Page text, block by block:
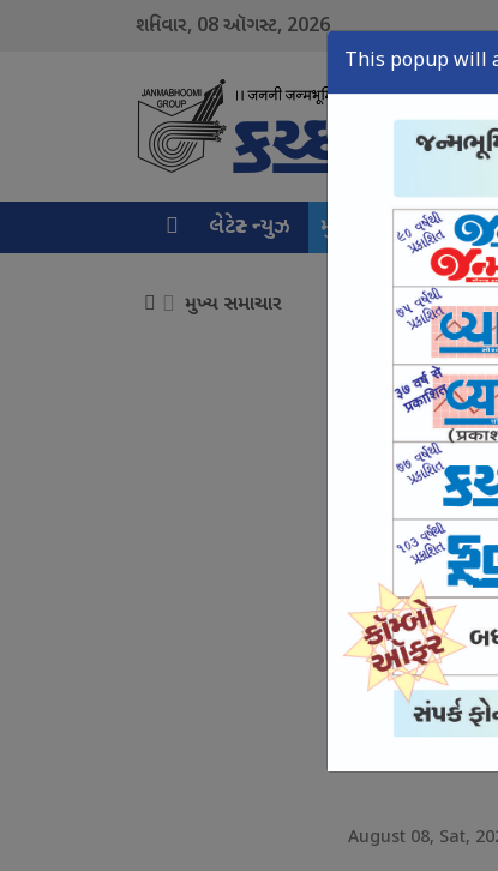
શનિવાર, 08ઑગસ્ટ, 2026
લેટેસ્ટ ન્યુઝ મુખ્ય સમાચાર
This popup will
મુખ્ય સમાચાર
વરસાદ બાદ
August 08, Sat,
કંડલા વિમાની
August 08, Sat,
સખી મંડળોને
August 08, Sat,
August 08, Sat,